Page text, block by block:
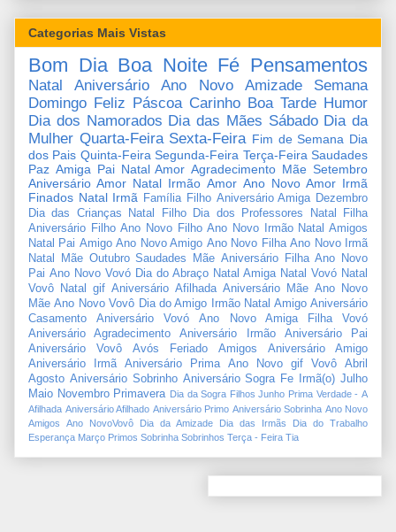
Categorias Mais Vistas
Bom Dia Boa Noite Fé Pensamentos
Natal Aniversário Ano Novo Amizade
Semana
Domingo Feliz Páscoa Carinho Boa Tarde Humor
Dia dos Namorados Dia das Mães Sábado Dia da
Mulher Quarta-Feira Sexta-Feira Fim de Semana Dia
dos Pais Quinta-Feira Segunda-Feira Terça-Feira Saudades
Paz Amiga Pai Natal Amor Agradecimento Mãe Setembro
Aniversário Amor Natal Irmão Amor Ano Novo Amor Irmã
Finados Natal Irmã Família Filho Aniversário Amiga Dezembro
Dia das Crianças
Natal Filho Dia dos Professores
Natal Filha
Aniversário Filho Ano Novo Filho Ano Novo Irmão Natal Amigos
Natal Pai Amigo Ano Novo Amigo Ano Novo Filha Ano Novo Irmã
Natal Mãe Outubro Saudades Mãe Aniversário Filha Ano Novo
Pai Ano Novo Vovó Dia do Abraço Natal Amiga Natal Vovó Natal
Vovô
Natal gif Aniversário Afilhada Aniversário Mãe Ano Novo
Mãe Ano Novo Vovô Dia do Amigo Irmão Natal Amigo Aniversário
Casamento
Aniversário Vovó Ano Novo Amiga Filha
Vovó
Aniversário Agradecimento
Aniversário Irmão
Aniversário Pai
Aniversário Vovô
Avós Feriado Amigos
Aniversário Amigo
Aniversário Irmã
Aniversário Prima Ano Novo gif Vovô
Abril
Agosto Aniversário Sobrinho Aniversário Sogra Fe Irmã(o) Julho
Maio Novembro Primavera Dia da Sogra Filhos Junho Prima Verdade - A
Afilhada Aniversário Afilhado Aniversário Primo Aniversário Sobrinha Ano Novo
Amigos
Ano NovoVovô Dia da Amizade Dia das Irmãs
Dia do Trabalho
Esperança Março Primos Sobrinha Sobrinhos Terça - Feira Tia